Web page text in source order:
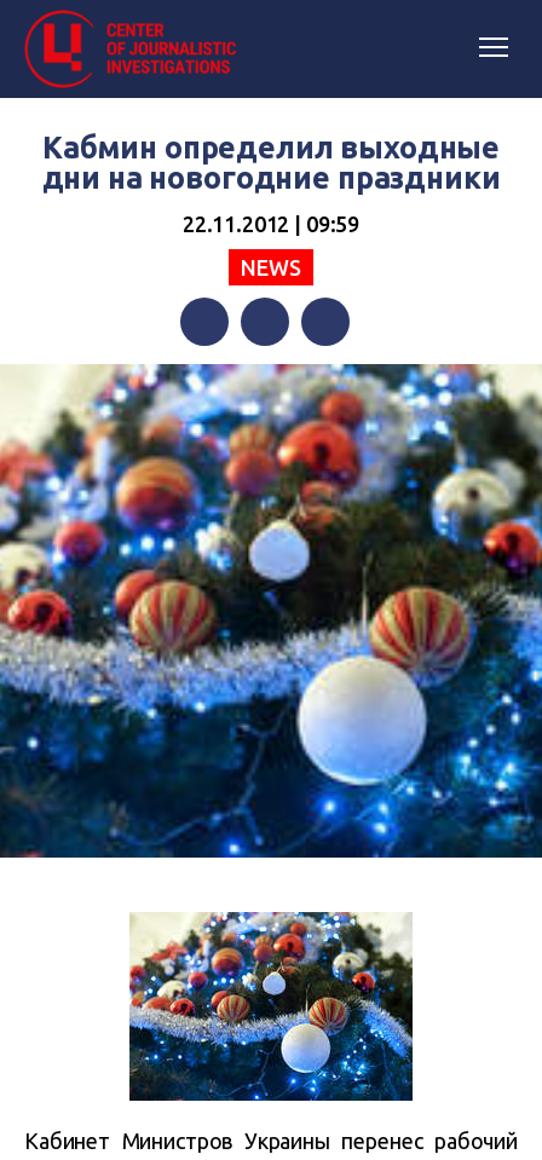
Кабмин определил выходные
дни на новогодние праздники
22.11.2012 | 09:59
NEWS
FacebookTwitterTelegram
Кабинет Министров Украины перенес рабочий